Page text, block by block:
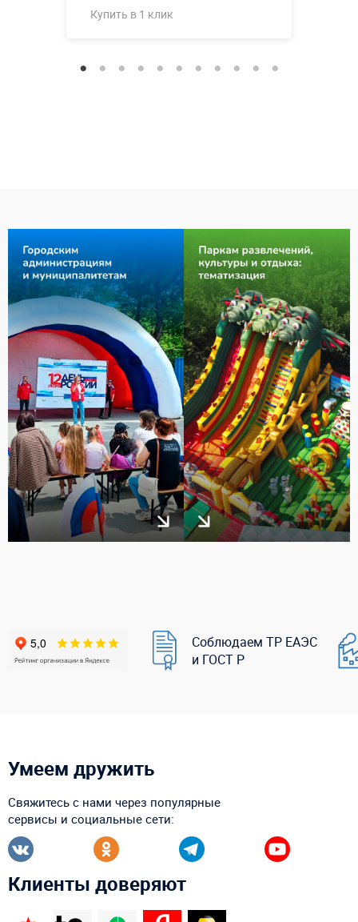
Купить в 1 клик
Соблюдаем ТР ЕАЭС
и ГОСТ Р
Умеем дружить
Свяжитесь с нами через популярные
сервисы и социальные сети:
Клиенты доверяют